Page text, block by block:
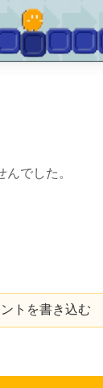
でした。
トを書き込む